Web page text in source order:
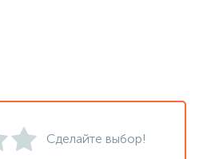
Сделайте выбор!